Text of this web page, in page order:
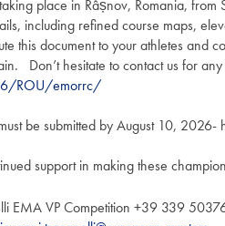
place in Râșnov, Romania,
including refined course maps,
this document to your athletes and
Don’t hesitate to contact us for
ROU/emorrc/
be submitted by August 10, 2026-
support in making these
EMA VP Competition +39 339